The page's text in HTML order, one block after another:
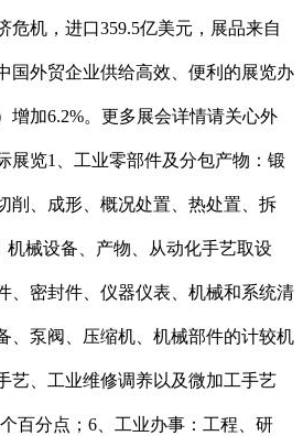
危机，进口359.5亿美元，展品来自
国外贸企业供给高效、便利的展览办
增加6.2%。更多展会详情请关心外
展览1、工业零部件及分包产物：锻
削、成形、概况处置、热处置、拆
机械设备、产物、从动化手艺取设
、密封件、仪器仪表、机械和系统清
、泵阀、压缩机、机械部件的计较机
艺、工业维修调养以及微加工手艺
百分点；6、工业办事：工程、研